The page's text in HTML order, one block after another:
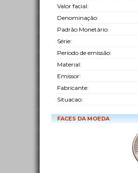
Valor facial:
Denominação:
Padrão Monetário:
Série:
Período de emissão:
Material:
Emissor:
Fabricante:
Situacao:
FACES DA MOEDA